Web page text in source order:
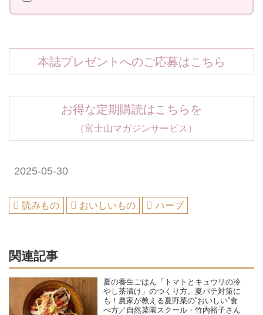
本誌プレゼントへのご応募はこちら
お得な定期購読はこちらを
（富士山マガジンサービス）
2025-05-30
読みもの おいしいもの ハーブ
関連記事
夏の養生ごはん「トマトとキュウリの冷
やし茶漬け」のつくり方。夏バテ対策に
も！農家が教える夏野菜の“おいしい”食
べ方／自然菜園スクール・竹内裕子さん